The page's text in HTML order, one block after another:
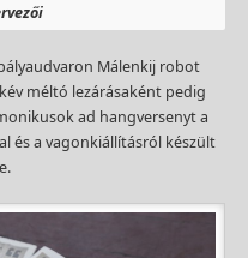
Málenkij robot
méltó lezárásaként pedig
ad hangversenyt a
és a vagonkiállításról készült